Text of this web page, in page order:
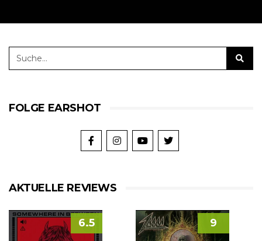
FOLGE EARSHOT
AKTUELLE REVIEWS
6.5 9